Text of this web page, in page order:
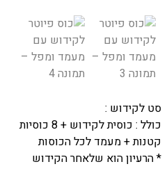
סט לקידוש :
כולל : כוסית לקידוש + 8 כוסיות
קטנות + מעמד לכל הכוסות
* הרעיון הוא שלאחר הקידוש